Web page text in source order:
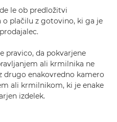
le ob predložitvi
plačilu z gotovino, ki ga je
pravico, da pokvarjene
ali krmilnika ne
drugo enakovredno kamero
ali krmilnikom, ki je enake
izdelek.